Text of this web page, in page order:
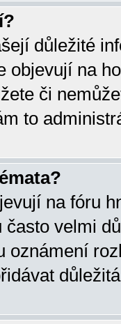
důležité
objevují na
či
to
na fóru
velmi
oznámení